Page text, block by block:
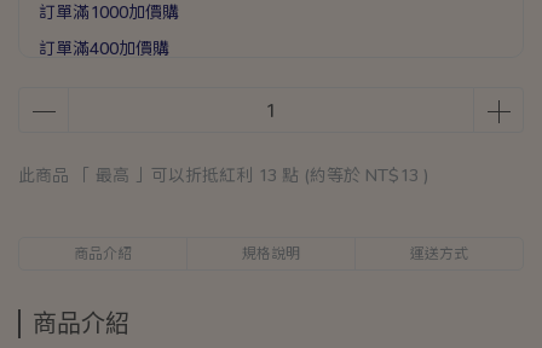
訂單滿1000加價購
訂單滿400加價購
此商品 「 最高 」可以折抵紅利 13 點 (約等於 NT$13 )
商品介紹 規格說明 運送方式
商品介紹